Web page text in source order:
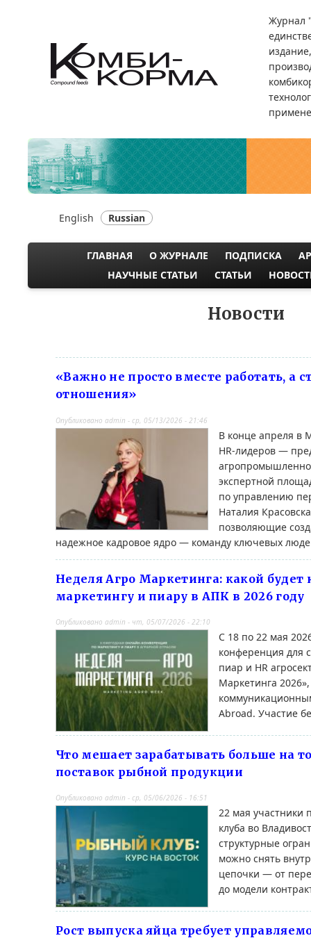
Журнал
NAVIGATION
ГЛАВНАЯ О ЖУРНАЛЕ ПОДПИСКА
НАУЧНЫЕ СТАТЬИ
СТАТЬИ
English Russian
Новости
«Важно не просто вместе работать, а
отношения»
Опубликовано admin - ср, 05/13/2026 - 21:46
В конце апреля в
HR-лидеров —
экспертной
по управлению
Наталия
позволяющие
надежное кадровое ядро — команду ключевых
Неделя Агро Маркетинга: какой
маркетингу и пиару в АПК в 2026 году
Опубликовано admin - чт, 05/07/2026 - 22:10
С 18 по 22 мая
конференция для
пиар и HR
Маркетинга
Abroad. Участие
Что мешает зарабатывать больше на
поставок рыбной продукции
Опубликовано admin - ср, 05/06/2026 - 16:51
22 мая участники
клуба во
структурные
можно снять
цепочки — от
до модели
Рост выпуска яйца требует